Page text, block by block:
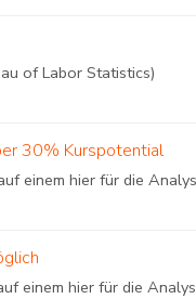
of Labor Statistics)
30% Kurspotential
einem hier für die
einem hier für die